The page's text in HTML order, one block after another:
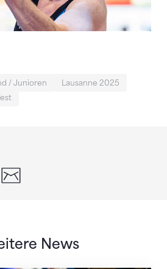
/ Junioren
Lausanne 2025
whatsapp
News